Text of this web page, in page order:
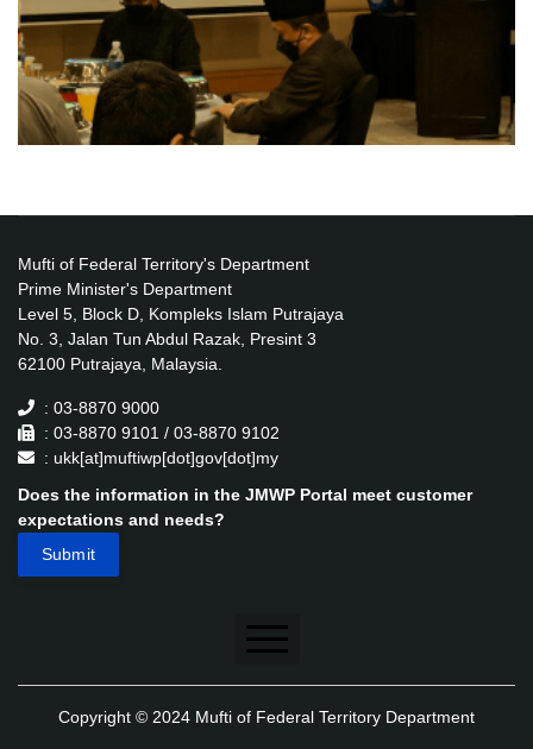
Mufti of Federal Territory's Department
Prime Minister's Department
Level 5, Block D, Kompleks Islam Putrajaya
No. 3, Jalan Tun Abdul Razak, Presint 3
62100 Putrajaya, Malaysia.
: 03-8870 9000
: 03-8870 9101 / 03-8870 9102
: ukk[at]muftiwp[dot]gov[dot]my
Does the information in the JMWP Portal meet customer
expectations and needs?
Disclaimer
Copyright © 2024 Mufti of Federal Territory Department